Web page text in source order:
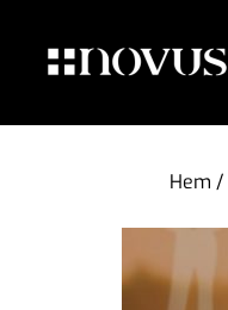
Hem /